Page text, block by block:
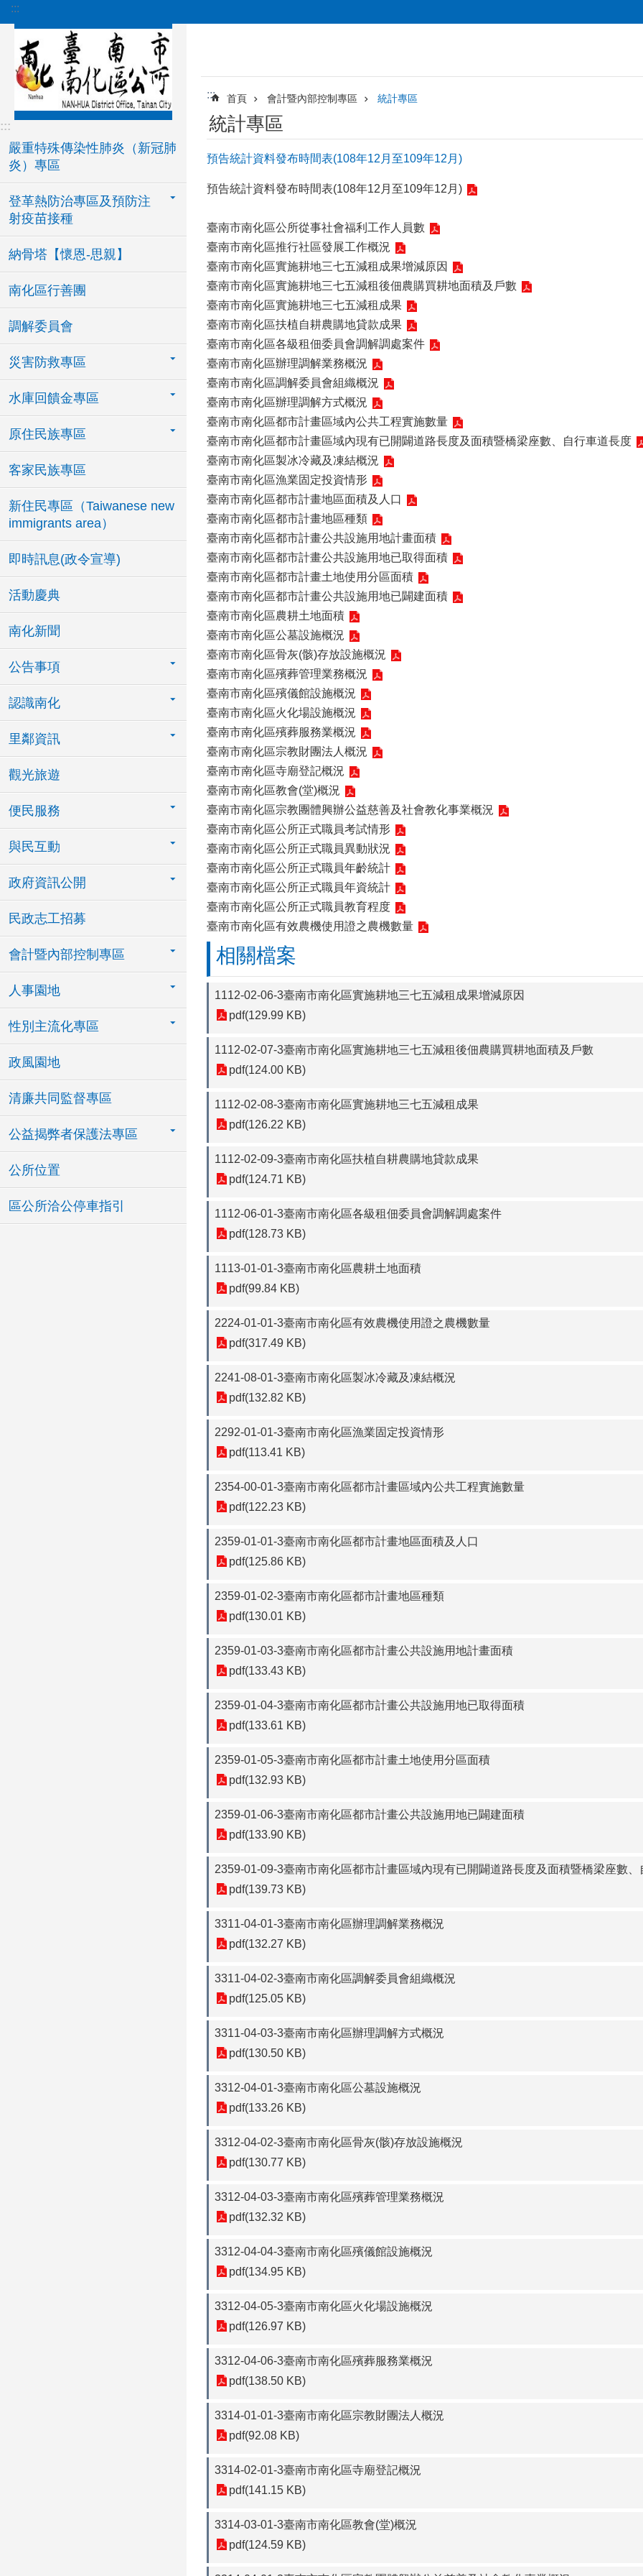
跳到主要內容區塊
:::
:::
嚴重特殊傳染性肺炎（新冠肺
炎）專區
登革熱防治專區及預防注
射疫苗接種
納骨塔【懷恩-思親】
南化區行善團
調解委員會
災害防救專區
水庫回饋金專區
原住民族專區
客家民族專區
新住民專區（Taiwanese new
immigrants area）
即時訊息(政令宣導)
活動慶典
南化新聞
公告事項
認識南化
里鄰資訊
觀光旅遊
便民服務
與民互動
政府資訊公開
民政志工招募
會計暨內部控制專區
人事園地
性別主流化專區
政風園地
清廉共同監督專區
公益揭弊者保護法專區
公所位置
區公所洽公停車指引
::: 首頁 會計暨內部控制專區 統計專區
統計專區
預告統計資料發布時間表(108年12月至109年12月)
預告統計資料發布時間表(108年12月至109年12月)
臺南市南化區公所從事社會福利工作人員數
臺南市南化區推行社區發展工作概況
臺南市南化區實施耕地三七五減租成果增減原因
臺南市南化區實施耕地三七五減租後佃農購買耕地面積及戶數
臺南市南化區實施耕地三七五減租成果
臺南市南化區扶植自耕農購地貸款成果
臺南市南化區各級租佃委員會調解調處案件
臺南市南化區辦理調解業務概況
臺南市南化區調解委員會組織概況
臺南市南化區辦理調解方式概況
臺南市南化區都市計畫區域內公共工程實施數量
臺南市南化區都市計畫區域內現有已開闢道路長度及面積暨橋梁座數、自行車道長度
臺南市南化區製冰冷藏及凍結概況
臺南市南化區漁業固定投資情形
臺南市南化區都市計畫地區面積及人口
臺南市南化區都市計畫地區種類
臺南市南化區都市計畫公共設施用地計畫面積
臺南市南化區都市計畫公共設施用地已取得面積
臺南市南化區都市計畫土地使用分區面積
臺南市南化區都市計畫公共設施用地已闢建面積
臺南市南化區農耕土地面積
臺南市南化區公墓設施概況
臺南市南化區骨灰(骸)存放設施概況
臺南市南化區殯葬管理業務概況
臺南市南化區殯儀館設施概況
臺南市南化區火化場設施概況
臺南市南化區殯葬服務業概況
臺南市南化區宗教財團法人概況
臺南市南化區寺廟登記概況
臺南市南化區教會(堂)概況
臺南市南化區宗教團體興辦公益慈善及社會教化事業概況
臺南市南化區公所正式職員考試情形
臺南市南化區公所正式職員異動狀況
臺南市南化區公所正式職員年齡統計
臺南市南化區公所正式職員年資統計
臺南市南化區公所正式職員教育程度
臺南市南化區有效農機使用證之農機數量
相關檔案
1112-02-06-3臺南市南化區實施耕地三七五減租成果增減原因
pdf(129.99 KB)
1112-02-07-3臺南市南化區實施耕地三七五減租後佃農購買耕地面積及戶數
pdf(124.00 KB)
1112-02-08-3臺南市南化區實施耕地三七五減租成果
pdf(126.22 KB)
1112-02-09-3臺南市南化區扶植自耕農購地貸款成果
pdf(124.71 KB)
1112-06-01-3臺南市南化區各級租佃委員會調解調處案件
pdf(128.73 KB)
1113-01-01-3臺南市南化區農耕土地面積
pdf(99.84 KB)
2224-01-01-3臺南市南化區有效農機使用證之農機數量
pdf(317.49 KB)
2241-08-01-3臺南市南化區製冰冷藏及凍結概況
pdf(132.82 KB)
2292-01-01-3臺南市南化區漁業固定投資情形
pdf(113.41 KB)
2354-00-01-3臺南市南化區都市計畫區域內公共工程實施數量
pdf(122.23 KB)
2359-01-01-3臺南市南化區都市計畫地區面積及人口
pdf(125.86 KB)
2359-01-02-3臺南市南化區都市計畫地區種類
pdf(130.01 KB)
2359-01-03-3臺南市南化區都市計畫公共設施用地計畫面積
pdf(133.43 KB)
2359-01-04-3臺南市南化區都市計畫公共設施用地已取得面積
pdf(133.61 KB)
2359-01-05-3臺南市南化區都市計畫土地使用分區面積
pdf(132.93 KB)
2359-01-06-3臺南市南化區都市計畫公共設施用地已闢建面積
pdf(133.90 KB)
2359-01-09-3臺南市南化區都市計畫區域內現有已開闢道路長度及面積暨橋梁座數、
pdf(139.73 KB)
3311-04-01-3臺南市南化區辦理調解業務概況
pdf(132.27 KB)
3311-04-02-3臺南市南化區調解委員會組織概況
pdf(125.05 KB)
3311-04-03-3臺南市南化區辦理調解方式概況
pdf(130.50 KB)
3312-04-01-3臺南市南化區公墓設施概況
pdf(133.26 KB)
3312-04-02-3臺南市南化區骨灰(骸)存放設施概況
pdf(130.77 KB)
3312-04-03-3臺南市南化區殯葬管理業務概況
pdf(132.32 KB)
3312-04-04-3臺南市南化區殯儀館設施概況
pdf(134.95 KB)
3312-04-05-3臺南市南化區火化場設施概況
pdf(126.97 KB)
3312-04-06-3臺南市南化區殯葬服務業概況
pdf(138.50 KB)
3314-01-01-3臺南市南化區宗教財團法人概況
pdf(92.08 KB)
3314-02-01-3臺南市南化區寺廟登記概況
pdf(141.15 KB)
3314-03-01-3臺南市南化區教會(堂)概況
pdf(124.59 KB)